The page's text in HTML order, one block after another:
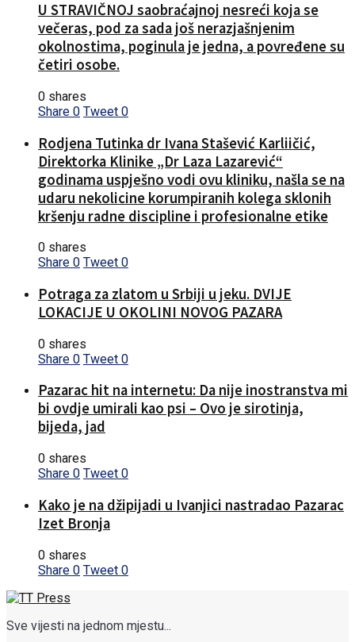
U STRAVIČNOJ saobraćajnoj nesreći koja se
večeras, pod za sada još nerazjašnjenim
okolnostima, poginula je jedna, a povređene su
četiri osobe.
0 shares
Share 0 Tweet 0
Rodjena Tutinka dr Ivana Stašević Karliičić,
Direktorka Klinike „Dr Laza Lazarević“
godinama uspješno vodi ovu kliniku, našla se na
udaru nekolicine korumpiranih kolega sklonih
kršenju radne discipline i profesionalne etike
0 shares
Share 0 Tweet 0
Potraga za zlatom u Srbiji u jeku. DVIJE
LOKACIJE U OKOLINI NOVOG PAZARA
0 shares
Share 0 Tweet 0
Pazarac hit na internetu: Da nije inostranstva mi
bi ovdje umirali kao psi – Ovo je sirotinja,
bijeda, jad
0 shares
Share 0 Tweet 0
Kako je na džipijadi u Ivanjici nastradao Pazarac
Izet Bronja
0 shares
Share 0 Tweet 0
Sve vijesti na jednom mjestu...